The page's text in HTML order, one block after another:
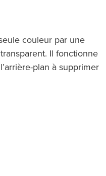
couleur par une
Il fonctionne
plan à supprimer